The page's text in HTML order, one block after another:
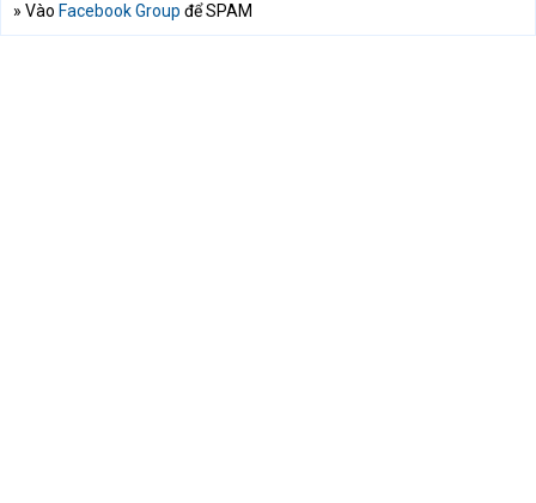
» Vào Facebook Group để SPAM